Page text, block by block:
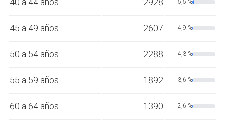
5,5 %
45 a 49 años 2607 4,9 %
50 a 54 años 2288 4,3 %
55 a 59 años 1892 3,6 %
60 a 64 años 1390 2,6 %